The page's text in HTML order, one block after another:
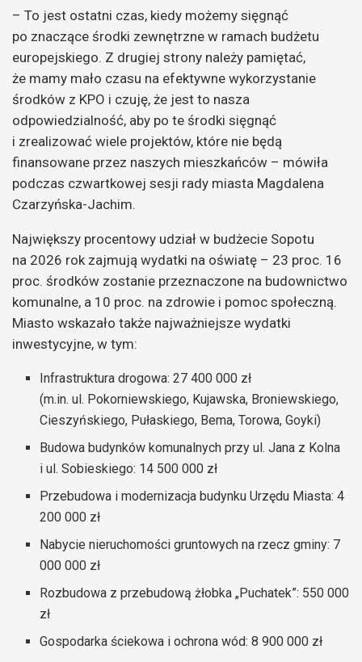
– To jest ostatni czas, kiedy możemy sięgnąć
po znaczące środki zewnętrzne w ramach budżetu
europejskiego. Z drugiej strony należy pamiętać,
że mamy mało czasu na efektywne wykorzystanie
środków z KPO i czuję, że jest to nasza
odpowiedzialność, aby po te środki sięgnąć
i zrealizować wiele projektów, które nie będą
finansowane przez naszych mieszkańców – mówiła
podczas czwartkowej sesji rady miasta Magdalena
Czarzyńska-Jachim.
Największy procentowy udział w budżecie Sopotu
na 2026 rok zajmują wydatki na oświatę – 23 proc. 16
proc. środków zostanie przeznaczone na budownictwo
komunalne, a 10 proc. na zdrowie i pomoc społeczną.
Miasto wskazało także najważniejsze wydatki
inwestycyjne, w tym:
Infrastruktura drogowa: 27 400 000 zł
(m.in. ul. Pokorniewskiego, Kujawska, Broniewskiego,
Cieszyńskiego, Pułaskiego, Bema, Torowa, Goyki)
Budowa budynków komunalnych przy ul. Jana z Kolna
i ul. Sobieskiego: 14 500 000 zł
Przebudowa i modernizacja budynku Urzędu Miasta: 4
200 000 zł
Nabycie nieruchomości gruntowych na rzecz gminy: 7
000 000 zł
Rozbudowa z przebudową żłobka „Puchatek”: 550 000
zł
Gospodarka ściekowa i ochrona wód: 8 900 000 zł